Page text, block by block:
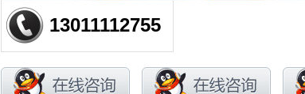
13011112755